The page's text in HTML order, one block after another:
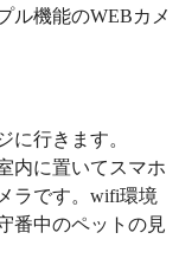
ル機能のWEBカメ
に行きます。
内に置いてスマホ
ラです。wifi環境
番中のペットの見